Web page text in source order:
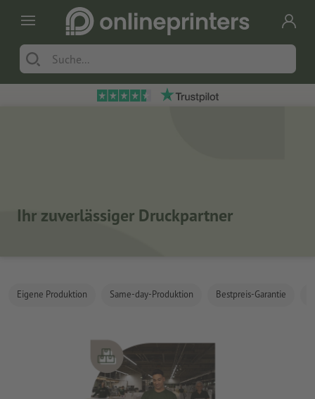
Ihr zuverlässiger Druckpartner
Eigene Produktion Same-day-Produktion Bestpreis-Garantie